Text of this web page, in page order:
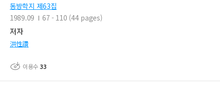
동방학지 제63집
1989.09
67 - 110 (44 pages)
저자
洪性讚
이용수33